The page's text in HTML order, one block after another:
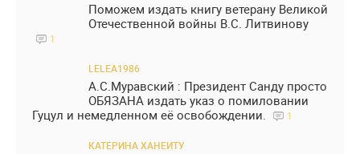
Поможем издать книгу ветерану Великой
Отечественной войны В.С. Литвинову
1
LELEA1986
А.С.Муравский : Президент Санду просто
ОБЯЗАНА издать указ о помиловании
Гуцул и немедленном её освобождении.
1
КАТЕРИНА ХАНЕИТУ